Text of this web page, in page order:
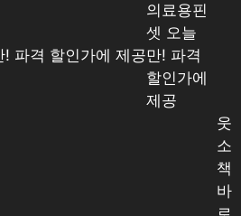
의료용핀
셋 오늘
만! 파격
할인가에
제공
웃
소
책
바